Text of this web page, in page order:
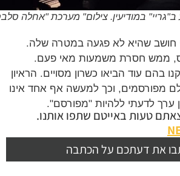
במודיעין. צילום" מערכת "אחלה סלבס"
שהיא לא פגעה במטרה שלה.
חסרת משמעות מאי פעם.
עוד הביאו כשרון מסויים. הראיון
וכך למעשה אף אחד אינו
לדעתי ללהיות "מפורסם".
טעות באייטם שתפו אותנו.
דעתכם על הכתבה